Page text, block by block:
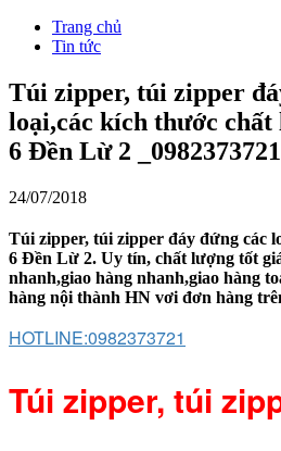
Trang chủ
Tin tức
Túi zipper, túi zipper
loại,các kích thước
6 Đền Lừ 2 _0982373721
24/07/2018
Túi zipper, túi zipper đáy đứng các
6 Đền Lừ 2. Uy tín, chất lượng tốt
nhanh,giao hàng nhanh,giao hàng
hàng nội thành HN vơi đơn hàng
HOTLINE:0982373721
Túi zipper, túi